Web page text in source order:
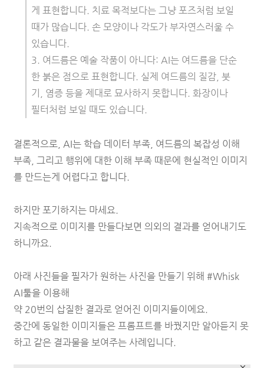
게 표현합니다. 치료 목적보다는 그냥 포즈처럼 보일
때가 많습니다. 손 모양이나 각도가 부자연스러울 수
있습니다.
3. 여드름은 예술 작품이 아니다: AI는 여드름을 단순
한 붉은 점으로 표현합니다. 실제 여드름의 질감, 붓
기, 염증 등을 제대로 묘사하지 못합니다. 화장이나
필터처럼 보일 때도 있습니다.
결론적으로, AI는 학습 데이터 부족, 여드름의 복잡성 이해
부족, 그리고 행위에 대한 이해 부족 때문에 현실적인 이미지
를 만드는게 어렵다고 합니다.
하지만 포기하지는 마세요.
지속적으로 이미지를 만들다보면 의외의 결과를 얻어내기도
하니까요.
아래 사진들을 필자가 원하는 사진을 만들기 위해 #Whisk
AI툴을 이용해
약 20번의 삽질한 결과로 얻어진 이미지들이에요.
중간에 동일한 이미지들은 프롬프트를 바꿨지만 알아듣지 못
하고 같은 결과물을 보여주는 사례입니다.